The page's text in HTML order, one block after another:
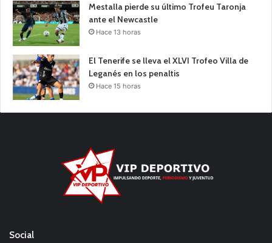
Mestalla pierde su último Trofeu Taronja
ante el Newcastle
Hace 13 horas
El Tenerife se lleva el XLVI Trofeo Villa de
Leganés en los penaltis
Hace 15 horas
Social